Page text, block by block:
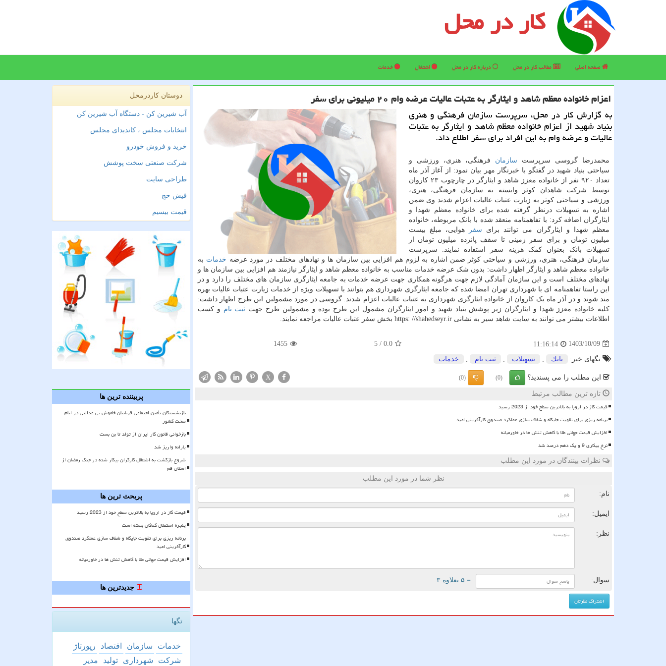
کار در محل
صفحه اصلی مطالب كار در محل درباره كار در محل اشتغال خدمات
اعزام خانواده معظم شاهد و ایثارگر به عتبات عالیات عرضه وام ۲۰ میلیونی برای سفر
به گزارش کار در محل، سرپرست سازمان فرهنگی و هنری
بنیاد شهید از اعزام خانواده معظم شاهد و ایثارگر به عتبات
عالیات و عرضه وام به این افراد برای سفر اطلاع داد.
محمدرضا گروسی سرپرست سازمان فرهنگی، هنری، ورزشی و
سیاحتی بنیاد شهید در گفتگو با خبرنگار مهر بیان نمود: از آغاز آذر ماه
تعداد ۹۲۰ نفر از خانواده معزز شاهد و ایثارگر در چارچوب ۲۳ کاروان
توسط شرکت شاهدان کوثر وابسته به سازمان فرهنگی، هنری،
ورزشی و سیاحتی کوثر به زیارت عتبات عالیات اعزام شدند وی ضمن
اشاره به تسهیلات درنظر گرفته شده برای خانواده معظم شهدا و
ایثارگران اضافه کرد: با تفاهمنامه منعقد شده با بانک مربوطه، خانواده
معظم شهدا و ایثارگران می توانند برای سفر
هوایی، مبلغ بیست
میلیون تومان و برای سفر زمینی تا سقف پانزده میلیون تومان از
تسهیلات بانک بعنوان کمک هزینه سفر استفاده نمایند. سرپرست
سازمان فرهنگی، هنری، ورزشی و سیاحتی کوثر ضمن اشاره به لزوم هم افزایی بین سازمان ها و نهادهای مختلف در مورد عرضه خدمات به
خانواده معظم شاهد و ایثارگر اظهار داشت: بدون شک عرضه خدمات مناسب به خانواده معظم شاهد و ایثارگر نیازمند هم افزایی بین سازمان ها و
نهادهای مختلف است و این سازمان آمادگی لازم جهت هرگونه همکاری جهت عرضه خدمات به جامعه ایثارگری سازمان های مختلف را دارد و در
این راستا تفاهمنامه ای با شهرداری تهران امضا شده که جامعه ایثارگری شهرداری هم بتوانند با تسهیلات ویژه از خدمات زیارت عتبات عالیات بهره
مند شوند و در آذر ماه یک کاروان از خانواده ایثارگری شهرداری به عتبات عالیات اعزام شدند. گروسی در مورد مشمولین این طرح اظهار داشت:
کلیه خانواده معزز شهدا و ایثارگران زیر پوشش بنیاد شهید و امور ایثارگران مشمول این طرح بوده و مشمولین طرح جهت ثبت نام و کسب
اطلاعات بیشتر می توانند به سایت شاهد سیر به نشانی https: //shahedseyr.ir بخش سفر عتبات عالیات مراجعه نمایند.
1403/10/09
11:16:14
0.0
/
5
1455
تگهای خبر: بانك تسهیلات ثبت نام خدمات
این مطلب را می پسندید؟ (0)
(0)
X
تازه ترین مطالب مرتبط
قیمت گاز در اروپا به بالاترین سطح خود از 2023 رسید
برنامه ریزی برای تقویت جایگاه و شفاف سازی عملکرد صندوق کارآفرینی امید
افزایش قیمت جهانی طلا با کاهش تنش ها در خاورمیانه
نرخ بیکاری 9 و یک دهم درصد شد
نظرات بینندگان در مورد این مطلب
نظر شما در مورد این مطلب
نام:
ایمیل:
نظر:
سوال: = ۵ بعلاوه ۳
دوستان کاردرمحل
آب شیرین کن - دستگاه آب شیرین کن
انتخابات مجلس ، کاندیدای مجلس
خرید و فروش خودرو
شرکت صنعتی سخت پوشش
طراحی سایت
فیش حج
قیمت بیسیم
پربیننده ترین ها
بازنشستگان تأمین اجتماعی قربانیان خاموش بی عدالتی در ایام
سخت کشور
بازخوانی قانون کار ایران از تولد تا بن بست
یارانه واریز شد
شروع بازگشت به اشتغال کارگران بیکار شده در جنگ رمضان از
استان قم
پربحث ترین ها
قیمت گاز در اروپا به بالاترین سطح خود از 2023 رسید
پنجره استقلال کماکان بسته است
برنامه ریزی برای تقویت جایگاه و شفاف سازی عملکرد صندوق
کارآفرینی امید
افزایش قیمت جهانی طلا با کاهش تنش ها در خاورمیانه
جدیدترین ها
تگها
خدمات سازمان اقتصاد
رپورتاژ
شركت
شهرداری تولید مدیر